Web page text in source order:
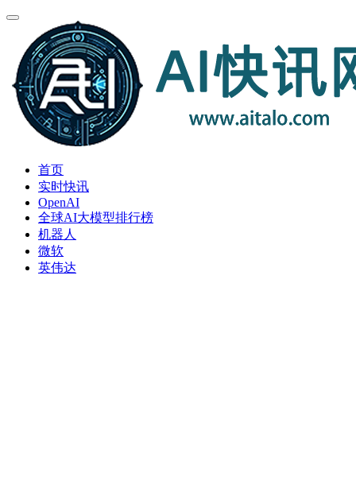
首页
实时快讯
OpenAI
全球AI大模型排行榜
机器人
微软
英伟达